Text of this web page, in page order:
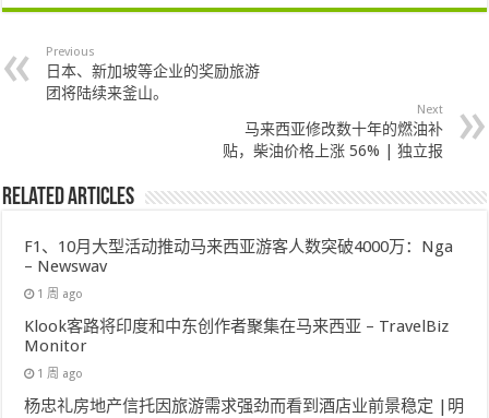
Previous
日本、新加坡等企业的奖励旅游
团将陆续来釜山。
Next
马来西亚修改数十年的燃油补
贴，柴油价格上涨 56% | 独立报
Related Articles
F1、10月大型活动推动马来西亚游客人数突破4000万：Nga
– Newswav
1 周 ago
Klook客路将印度和中东创作者聚集在马来西亚 – TravelBiz
Monitor
1 周 ago
杨忠礼房地产信托因旅游需求强劲而看到酒店业前景稳定 |明